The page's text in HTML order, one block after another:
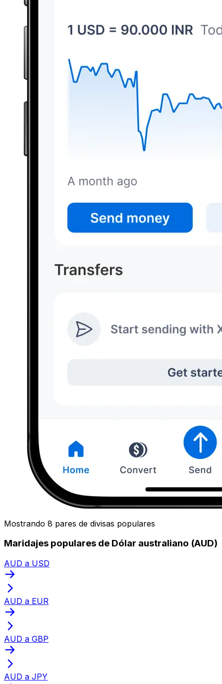
Mostrando 8 pares de divisas populares
Maridajes populares de Dólar australiano (AUD)
AUD a USD
AUD a EUR
AUD a GBP
AUD a JPY